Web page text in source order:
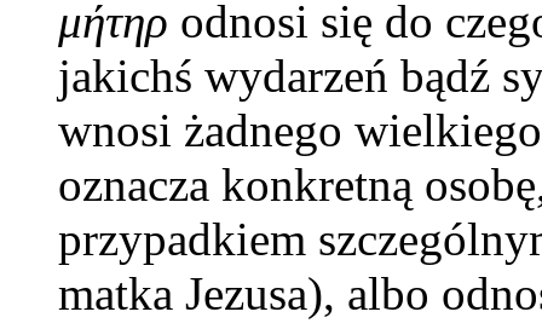
μήτηρ odnosi się do
jakichś wydarzeń bądź
wnosi żadnego
oznacza konkretną
przypadkiem
matka Jezusa), albo